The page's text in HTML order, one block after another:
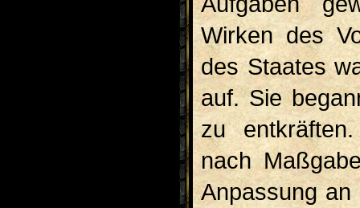
Wirken des
des Staates
auf. Sie
zu
nach
Anpassung